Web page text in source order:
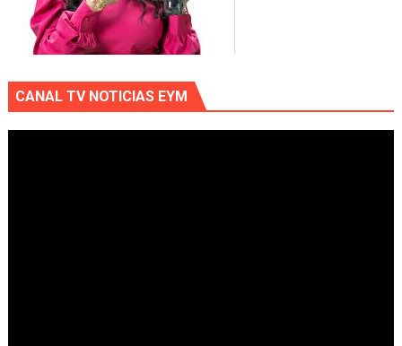
CANAL TV NOTICIAS EYM